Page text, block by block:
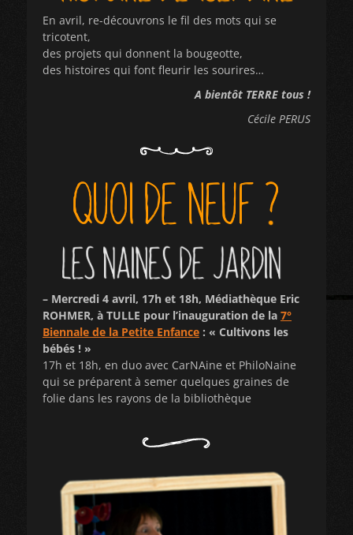
En avril, re-découvrons le fil des mots qui se
tricotent,
des projets qui donnent la bougeotte,
des histoires qui font fleurir les sourires…
A bientôt TERRE tous !
Cécile PERUS
– Mercredi 4 avril, 17h et 18h, Médiathèque Eric
ROHMER, à TULLE pour l’inauguration de la 7°
Biennale de la Petite Enfance : « Cultivons les
bébés ! »
17h et 18h, en duo avec CarNAine et PhiloNaine
qui se préparent à semer quelques graines de
folie dans les rayons de la bibliothèque